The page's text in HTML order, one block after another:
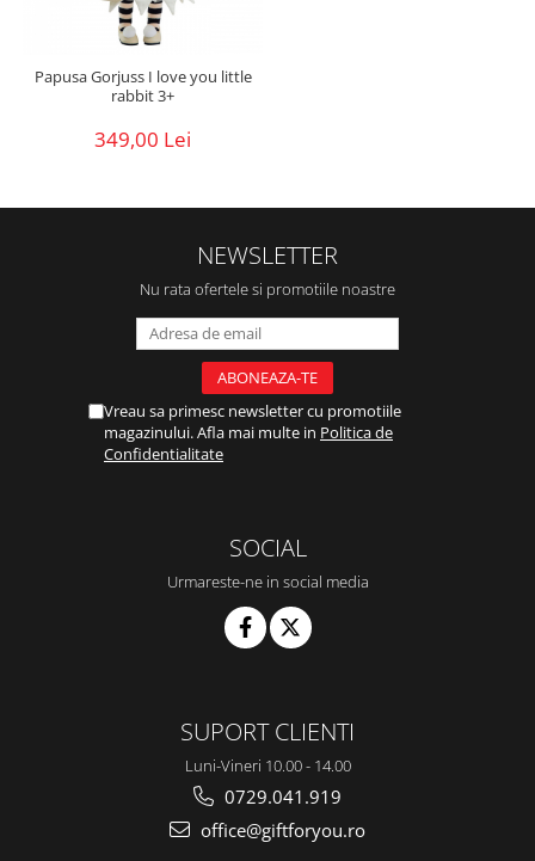
Papusa Gorjuss I love you little
rabbit 3+
349,00 Lei
NEWSLETTER
Nu rata ofertele si promotiile noastre
Vreau sa primesc newsletter cu promotiile
magazinului. Afla mai multe in Politica de
Confidentialitate
SOCIAL
Urmareste-ne in social media
SUPORT CLIENTI
Luni-Vineri 10.00 - 14.00
0729.041.919
office@giftforyou.ro